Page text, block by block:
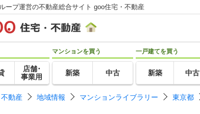
ープ運営の不動産総合サイト goo住宅・不動産
店舗･
事業用
マンションを買う
新築 中古
一戸建てを買う
新築 中古
動産 地域情報 マンションライブラリー 東京都